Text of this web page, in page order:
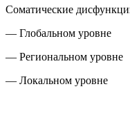
Соматические
— Глобальном уровне
— Региональном уровне
— Локальном уровне